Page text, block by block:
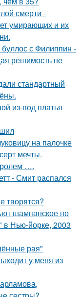
смерти -
умирающих и их
с Филиппин -
решимость не
стандартный
из-под платья
на палочке
мечты.
….
- Смит распался
творятся?
шампанское по
в Нью-йорке, 2003
рая"
у меня из